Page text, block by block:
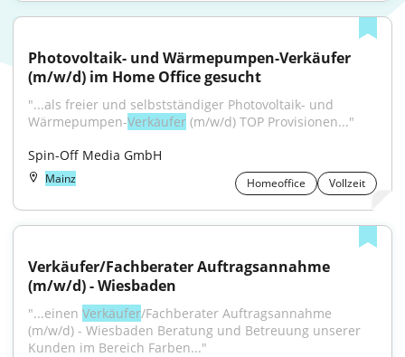
Photovoltaik- und Wärmepumpen-Verkäufer
(m/w/d) im Home Office gesucht
"...als freier und selbstständiger Photovoltaik- und
Wärmepumpen-Verkäufer (m/w/d) TOP Provisionen..."
Spin-Off Media GmbH
Mainz Homeoffice Vollzeit
Verkäufer/Fachberater Auftragsannahme
(m/w/d) - Wiesbaden
"...einen Verkäufer/Fachberater Auftragsannahme
(m/w/d) - Wiesbaden Beratung und Betreuung unserer
Kunden im Bereich Farben..."